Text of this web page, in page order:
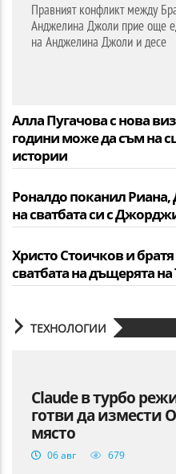
Правният конфликт между
Анджелина Джоли прие още
на Анджелина Джоли и десе
Алла Пугачова с нова
години може да съм на
истории
Роналдо поканил
на сватбата си с
Христо Стоичков и
сватбата на дъщерята
ТЕХНОЛОГИИ
Claude в турбо
готви да измести
място
06 авг 679